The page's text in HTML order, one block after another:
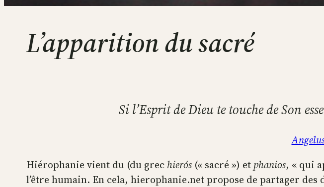
L’apparition du sacré
Si l’Esprit de Dieu te touche de Son
Hiérophanie vient du (du grec hierós(« sacré ») et phanios, « qui
l’être humain. En cela, hierophanie.net propose de partager